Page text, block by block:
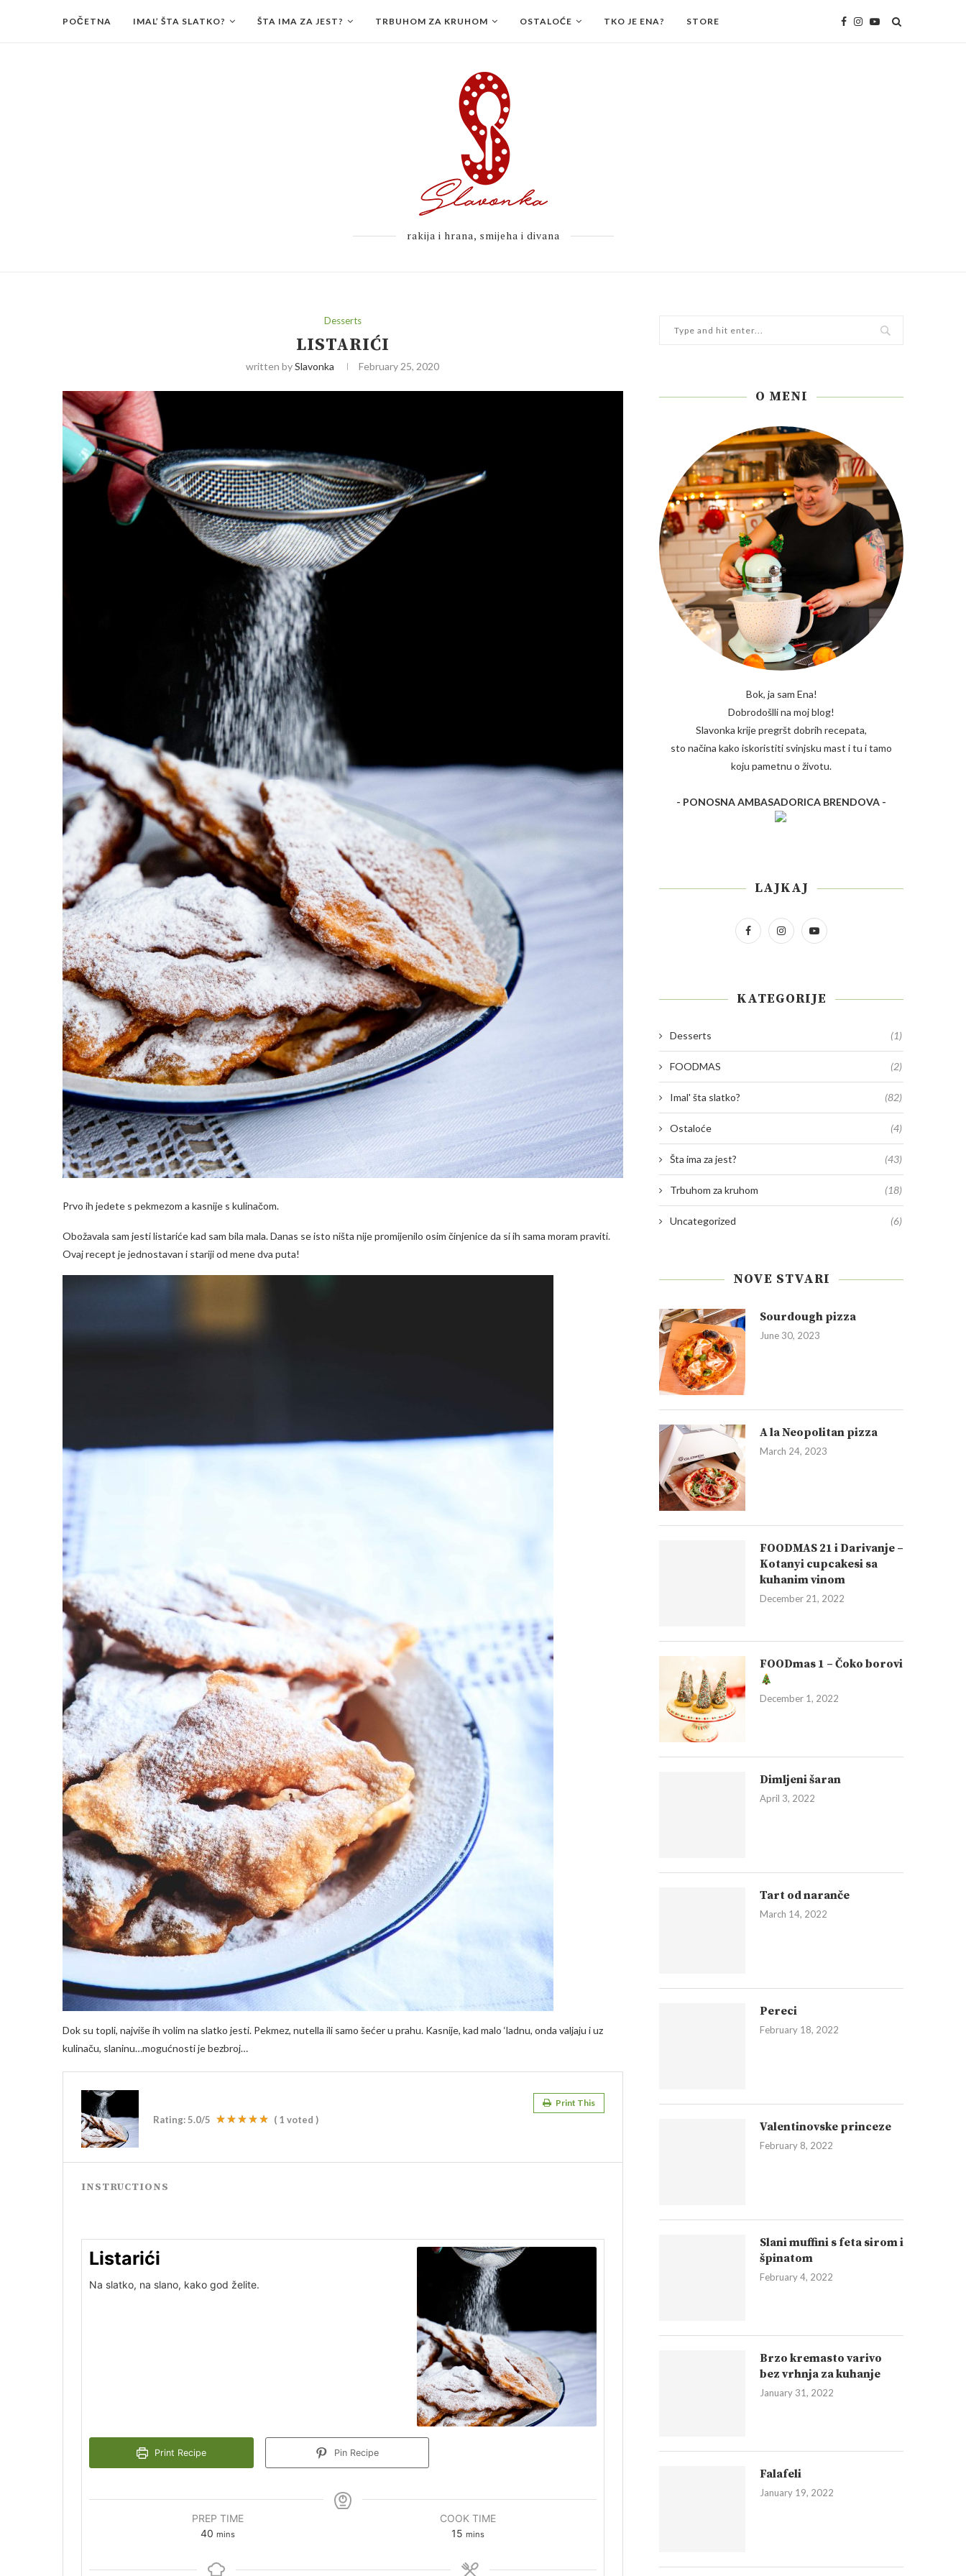
POČETNA IMAL’ ŠTA SLATKO? ŠTA IMA ZA JEST? TRBUHOM ZA KRUHOM OSTALOĆE TKO JE ENA? STORE
rakija i hrana, smijeha i divana
Desserts
LISTARIĆI
written bySlavonka February 25, 2020
Prvo ih jedete s pekmezom a kasnije s kulinačom.
Obožavala sam jesti listariće kad sam bila mala. Danas se isto ništa nije promijenilo osim činjenice da si ih sama moram praviti.
Ovaj recept je jednostavan i stariji od mene dva puta!
Dok su topli, najviše ih volim na slatko jesti. Pekmez, nutella ili samo šećer u prahu. Kasnije, kad malo ‘ladnu, onda valjaju i uz
kulinaču, slaninu…mogućnosti je bezbroj…
Print This
Rating:5.0/5 ( 1 voted )
INSTRUCTIONS
Listarići
Na slatko, na slano, kako god želite.
Print Recipe Pin Recipe
PREP TIME
40 mins
COOK TIME
15 mins
O MENI
Bok, ja sam Ena!
Dobrodošlli na moj blog!
Slavonka krije pregršt dobrih recepata,
sto načina kako iskoristiti svinjsku mast i tu i tamo
koju pametnu o životu.
- PONOSNA AMBASADORICA BRENDOVA -
LAJKAJ
KATEGORIJE
Desserts (1)
FOODMAS (2)
Imal' šta slatko? (82)
Ostaloće (4)
Šta ima za jest? (43)
Trbuhom za kruhom (18)
Uncategorized (6)
NOVE STVARI
Sourdough pizza
June 30, 2023
A la Neopolitan pizza
March 24, 2023
FOODMAS 21 i Darivanje –
Kotanyi cupcakesi sa
kuhanim vinom
December 21, 2022
FOODmas 1 – Čoko borovi
December 1, 2022
Dimljeni šaran
April 3, 2022
Tart od naranče
March 14, 2022
Pereci
February 18, 2022
Valentinovske princeze
February 8, 2022
Slani muffini s feta sirom i
špinatom
February 4, 2022
Brzo kremasto varivo
bez vrhnja za kuhanje
January 31, 2022
Falafeli
January 19, 2022